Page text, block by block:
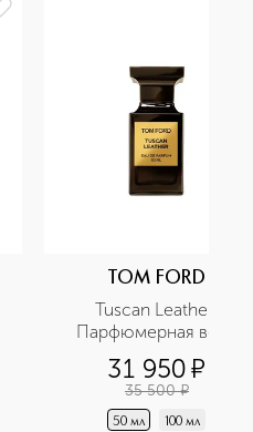
TOM FORD
Tuscan Leather
Парфюмерная вода
31 950¤
35 500 ¤
50 мл 100 мл